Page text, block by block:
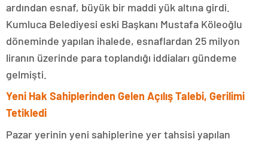
ardından esnaf, büyük bir maddi yük altına girdi.
Kumluca Belediyesi eski Başkanı Mustafa Köleoğlu
döneminde yapılan ihalede, esnaflardan 25 milyon
liranın üzerinde para toplandığı iddiaları gündeme
gelmişti.
Yeni Hak Sahiplerinden Gelen Açılış Talebi, Gerilimi
Tetikledi
Pazar yerinin yeni sahiplerine yer tahsisi yapılan